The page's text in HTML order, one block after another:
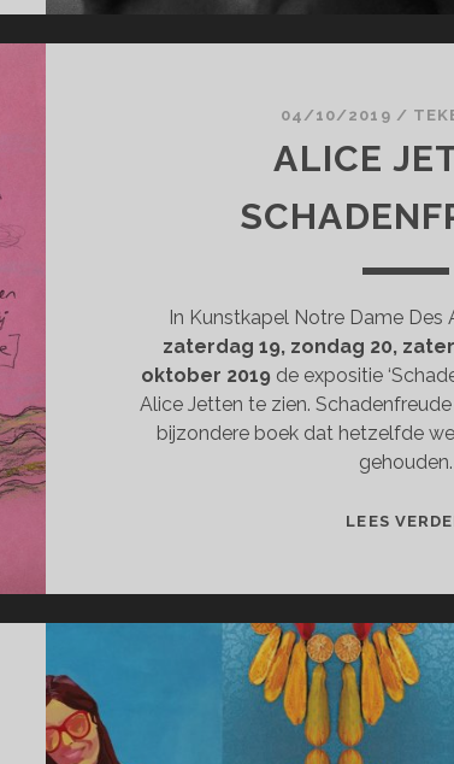
04/10/2019 /
ALICE
In Kunstkapel Notre Dame Des
zaterdag 19, zondag 20,
oktober 2019 de expositie
Alice Jetten te zien.
bijzondere boek dat hetzelfde
gehouden.
LEES